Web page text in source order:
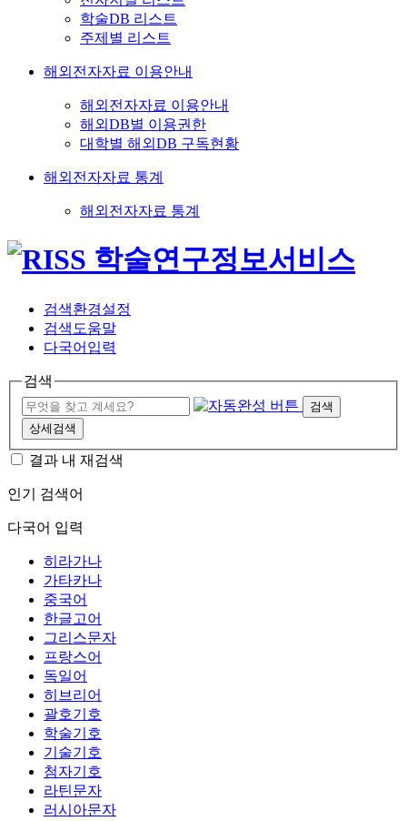
학술DB 리스트
주제별 리스트
해외전자자료 이용안내
해외전자자료 이용안내
해외DB별 이용권한
대학별 해외DB 구독현황
해외전자자료 통계
해외전자자료 통계
검색환경설정
검색도움말
다국어입력
검색
검색
상세검색
결과 내 재검색
인기 검색어
다국어 입력
히라가나
가타카나
중국어
한글고어
그리스문자
프랑스어
독일어
히브리어
괄호기호
학술기호
기술기호
첨자기호
라틴문자
러시아문자